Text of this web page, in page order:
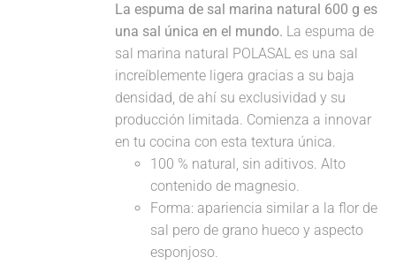
La espuma de sal marina natural 600 g es
una sal única en el mundo. La espuma de
sal marina natural POLASAL es una sal
increíblemente ligera gracias a su baja
densidad, de ahí su exclusividad y su
producción limitada. Comienza a innovar
en tu cocina con esta textura única.
100 % natural, sin aditivos. Alto
contenido de magnesio.
Forma: apariencia similar a la flor de
sal pero de grano hueco y aspecto
esponjoso.